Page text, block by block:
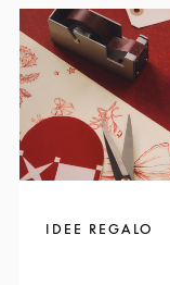
IDEE REGALO